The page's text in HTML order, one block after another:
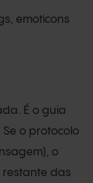
emoticons
É o guia
o protocolo
o
restante das